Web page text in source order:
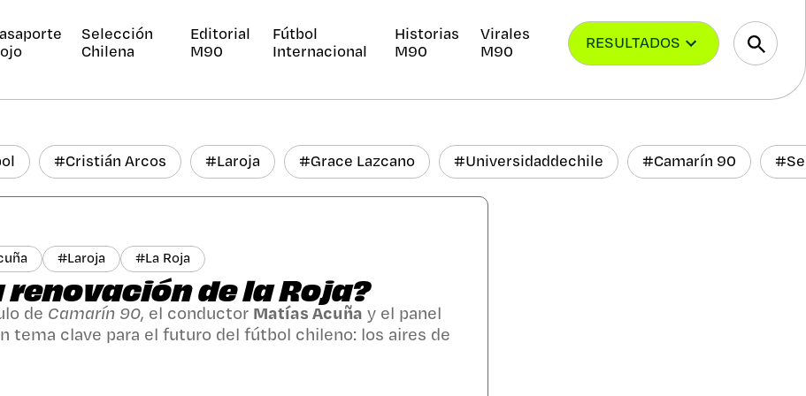
Selección
Chilena
Editorial
M90
Fútbol
Internacional
Historias
M90
Virales
M90
RESULTADOS
#Cristián Arcos #Laroja #Grace Lazcano #Universidaddechile #Camarín 90 #
#Laroja #La Roja
renovación de la Roja?
de Camarín 90, el conductor Matías Acuña y el panel
tema clave para el futuro del fútbol chileno: los aires de
en la